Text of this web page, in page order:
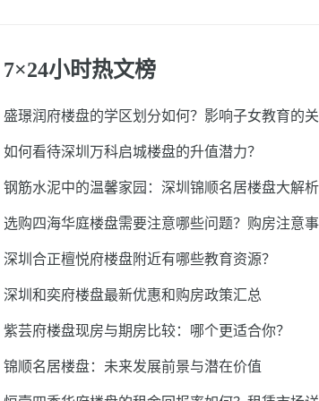
7×24小时热文榜
盛璟润府楼盘的学区划分如何？影响子女教育的
如何看待深圳万科启城楼盘的升值潜力？
钢筋水泥中的温馨家园：深圳锦顺名居楼盘大解析
选购四海华庭楼盘需要注意哪些问题？购房注意
深圳合正檀悦府楼盘附近有哪些教育资源？
深圳和奕府楼盘最新优惠和购房政策汇总
紫芸府楼盘现房与期房比较：哪个更适合你？
锦顺名居楼盘：未来发展前景与潜在价值